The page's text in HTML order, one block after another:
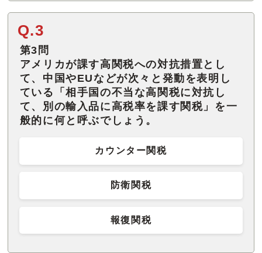
Q.3
第3問
アメリカが課す高関税への対抗措置とし
て、中国やEUなどが次々と発動を表明し
ている「相手国の不当な高関税に対抗し
て、別の輸入品に高税率を課す関税」を一
般的に何と呼ぶでしょう。
カウンター関税
防衛関税
報復関税